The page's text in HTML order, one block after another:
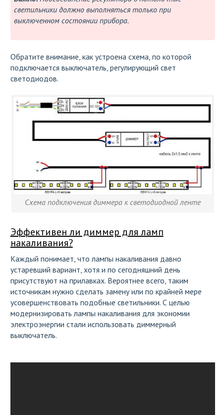
светильники должно выполняться только при
выключенном состоянии прибора.
Обратите внимание, как устроена схема, по которой
подключается выключатель, регулирующий свет
светодиодов.
Схема подключения диммера к светодиодной ленте
Эффективен ли диммер для ламп
накаливания?
Каждый понимает, что лампы накаливания давно
устаревший вариант, хотя и по сегодняшний день
присутствуют на прилавках. Вероятнее всего, таким
источникам нужно сделать замену или по крайней мере
усовершенствовать подобные светильники. С целью
модернизировать лампы накаливания для экономии
электроэнергии стали использовать диммерный
выключатель.